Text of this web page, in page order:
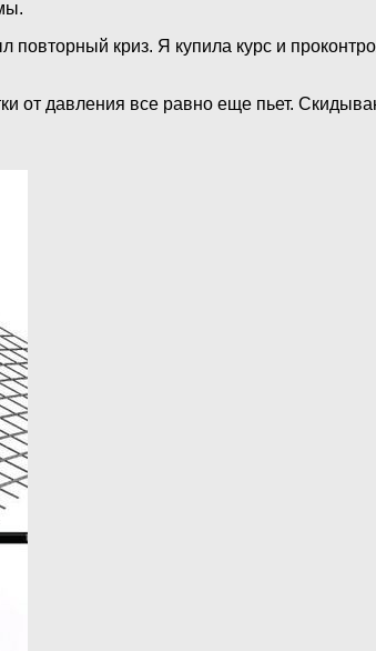
криз. Я купила курс и
от давления все равно еще пьет.